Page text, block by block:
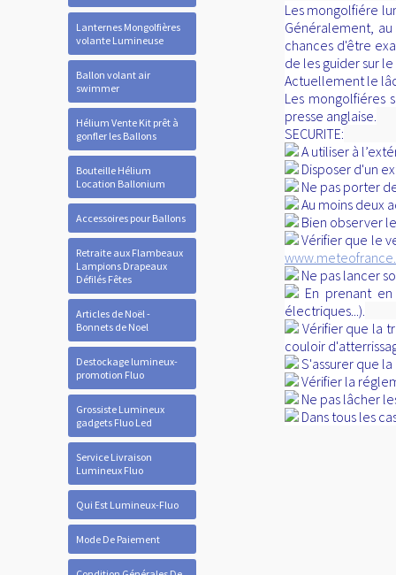
Lanternes Mongolfières
volante Lumineuse
Ballon volant air
swimmer
Hélium Vente Kit prêt à
gonfler les Ballons
Bouteille Hélium
Location Ballonium
Accessoires pour Ballons
Retraite aux Flambeaux
Lampions Drapeaux
Défilés Fêtes
Articles de Noël -
Bonnets de Noel
Destockage lumineux-
promotion Fluo
Grossiste Lumineux
gadgets Fluo Led
Service Livraison
Lumineux Fluo
Qui Est Lumineux-Fluo
Mode De Paiement
Les mongolfiére
Généralement,
chances d'être
de les guider sur
Actuellement le
Les mongolfiéres
presse anglaise.
SECURITE:
A utiliser à
Disposer d'un
Ne pas porter
Au moins deux
Bien observer
Vérifier que le
Ne pas lancer
En prenant
électriques...).
Vérifier que la
couloir
S'assurer que
Vérifier la
Ne pas lâcher
Dans tous les